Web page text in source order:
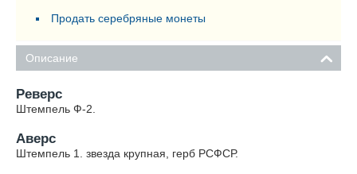
Продать серебряные монеты
Описание
Реверс
Штемпель Ф-2.
Аверс
Штемпель 1. звезда крупная, герб РСФСР.